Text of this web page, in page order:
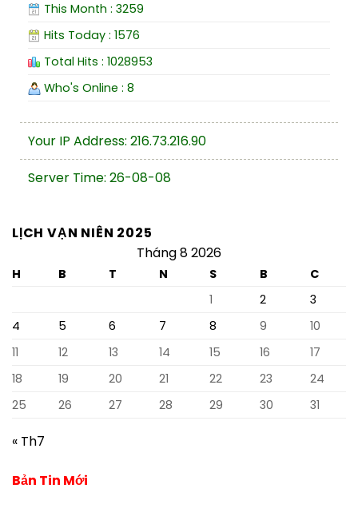
This Month : 3259
Hits Today : 1576
Total Hits : 1028953
Who's Online : 8
Your IP Address: 216.73.216.90
Server Time: 26-08-08
LỊCH VẠN NIÊN 2025
Tháng 8 2026
H B T N S B
C
1
2
3
4
5 6 7 8 9
10
11
12 13 14 15 16
17
18
19 20 21 22 23
24
25
26 27 28 29 30 31
« Th7
Bản Tin Mới